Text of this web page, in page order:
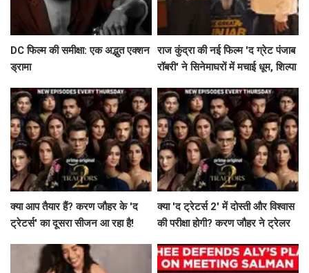
DC फिल्म की समीक्षा: एक अद्भुत एक्शन
ड्रामा
राज कुंद्रा की नई फिल्म 'द ग्रेट पंजाब
रॉबरी' ने सिनेमाघरों में मचाई धूम, शिल्पा
क्या आप तैयार हैं? करण जौहर के 'द
ट्रेटर्स' का दूसरा सीजन आ रहा है!
क्या 'द ट्रेटर्स 2' में दोस्ती और विश्वास
की परीक्षा होगी? करण जौहर ने ट्रेलर